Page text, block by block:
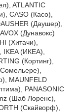
ATLANTIC
CASO (Касо),
(Даушер),
(Дунавокс)
(Хитачи),
IKEA (ИКЕА),
(Кортинг),
MAUNFELD
PANASONIC
(Шаб Лоренс),
(Скайворф),